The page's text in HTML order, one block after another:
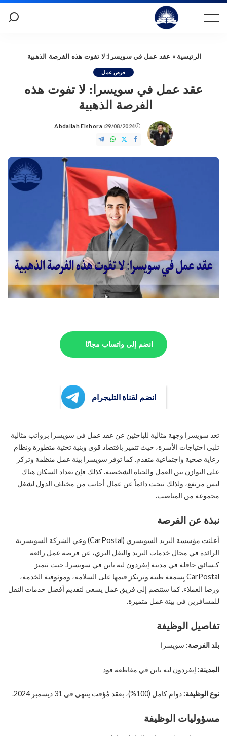
الرئيسية » عقد عمل في سويسرا: لا تفوت هذه الفرصة الذهبية
فرص عمل
عقد عمل في سويسرا: لا تفوت هذه
الفرصة الذهبية
29/08/2024
Posted
by
Abdallah Elshora
انضم إلى واتساب مجانًا
انضم لقناة التليجرام
تعد سويسرا وجهة مثالية للباحثين عن عقد عمل في سويسرا برواتب مثالية
تلبي احتياجات الأسرة، حيث تتميز باقتصاد قوي وبنية تحتية متطورة ونظام
رعاية صحية واجتماعية متقدم. كما توفر سويسرا بيئة عمل منظمة وتركز
على التوازن بين العمل والحياة الشخصية. كذلك فإن تعداد السكان هناك
ليس مرتفع، ولذلك تبحث دائماً عن عمال أجانب من مختلف الدول لشغل
مجموعة من المناصب.
نبذة عن الفرصة
أعلنت مؤسسة البريد السويسري (CarPostal) وعي الشركة السويسرية
الرائدة في مجال خدمات البريد والنقل البري، عن فرصة عمل رائعة
كـسائق حافلة في مدينة إيفردون ليه باين في سويسرا. حيث تتميز
CarPostal بِسمعة طيبة وترتكز قيمها على السلامة، وموثوقية الخدمة،
ورضا العملاء. كما ستنضم إلى فريق عمل يسعى لتقديم أفضل خدمات النقل
للمسافرين في بيئة عمل متميزة.
تفاصيل الوظيفة
بلد الفرصة: سويسرا
المدينة: إيفردون ليه باين في مقاطعة فود
نوع الوظيفة: دوام كامل (100%)، بعقد مُؤقت ينتهي في 31 ديسمبر 2024.
مسؤوليات الوظيفة